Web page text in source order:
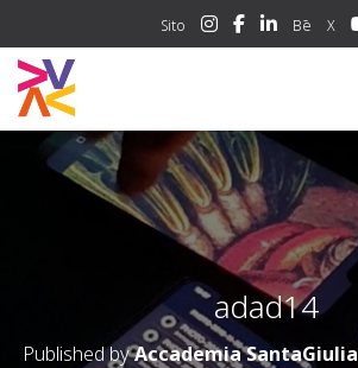
Sito Bē X
adad14
Published byAccademia SantaGiulia